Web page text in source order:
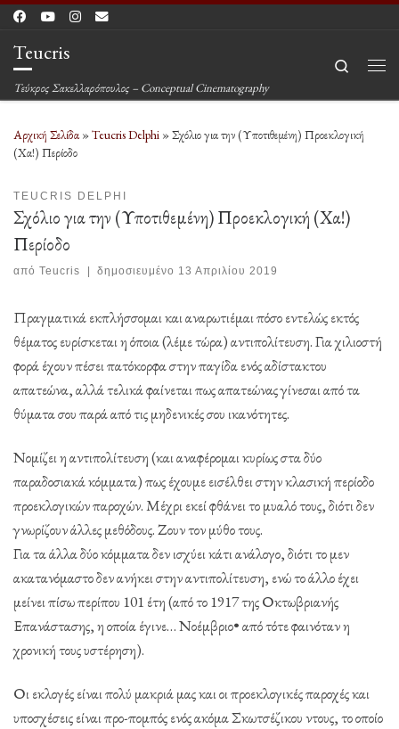
Μετάβαση στο περιεχόμενο
Teucris
Τεύκρος Σακελλαρόπουλος – Conceptual Cinematography
Search
Αρχική Σελίδα»Teucris Delphi »Σχόλιο για την (Υποτιθεμένη) Προεκλογική
(Χα!) Περίοδο
TEUCRIS DELPHI
Σχόλιο για την (Υποτιθεμένη) Προεκλογική (Χα!)
Περίοδο
από Teucris δημοσιευμένο 13 Απριλίου 2019
Πραγματικά εκπλήσσομαι και αναρωτιέμαι πόσο εντελώς εκτός
θέματος ευρίσκεται η όποια (λέμε τώρα) αντιπολίτευση. Για χιλιοστή
φορά έχουν πέσει πατόκορφα στην παγίδα ενός αδίστακτου
απατεώνα, αλλά τελικά φαίνεται πως απατεώνας γίνεσαι από τα
θύματα σου παρά από τις μηδενικές σου ικανότητες.
Νομίζει η αντιπολίτευση (και αναφέρομαι κυρίως στα δύο
παραδοσιακά κόμματα) πως έχουμε εισέλθει στην κλασική περίοδο
προεκλογικών παροχών. Μέχρι εκεί φθάνει το μυαλό τους, διότι δεν
γνωρίζουν άλλες μεθόδους. Ζουν τον μύθο τους.
Για τα άλλα δύο κόμματα δεν ισχύει κάτι ανάλογο, διότι το μεν
ακατανόμαστο δεν ανήκει στην αντιπολίτευση, ενώ το άλλο έχει
μείνει πίσω περίπου 101 έτη (από το 1917 της Οκτωβριανής
Επανάστασης, η οποία έγινε… Νοέμβριο• από τότε φαινόταν η
χρονική τους υστέρηση).
Οι εκλογές είναι πολύ μακριά μας και οι προεκλογικές παροχές και
υποσχέσεις είναι προ-πομπός ενός ακόμα Σκωτσέζικου ντους, το οποίο